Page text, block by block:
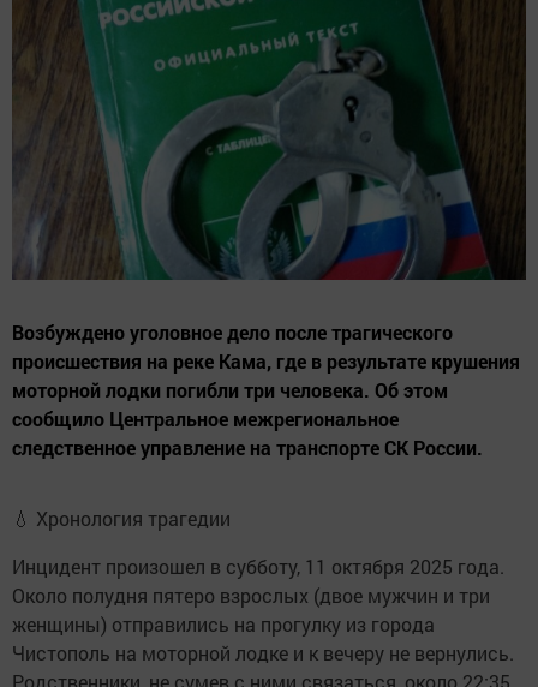
Возбуждено уголовное дело после трагического
происшествия на реке Кама, где в результате крушения
моторной лодки погибли три человека. Об этом
сообщило Центральное межрегиональное
следственное управление на транспорте СК России.
💧 Хронология трагедии
Инцидент произошел в субботу, 11 октября 2025 года.
Около полудня пятеро взрослых (двое мужчин и три
женщины) отправились на прогулку из города
Чистополь на моторной лодке и к вечеру не вернулись.
Родственники, не сумев с ними связаться, около 22:35